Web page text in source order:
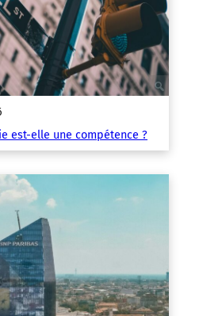
est-elle une compétence ?